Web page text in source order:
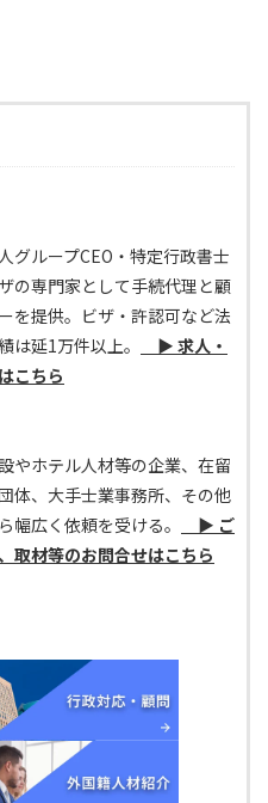
グループCEO・特定行政書士
の専門家として手続代理と顧
を提供。ビザ・許認可など法
は延1万件以上。
▶ 求人・
こちら
やホテル人材等の企業、在留
体、大手士業事務所、その他
幅広く依頼を受ける。
▶ ご
取材等のお問合せはこちら